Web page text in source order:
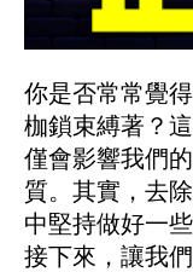
你是否常常覺
枷鎖束縛著？
僅會影響我們
質。其實，去
中堅持做好一
接下來，讓我